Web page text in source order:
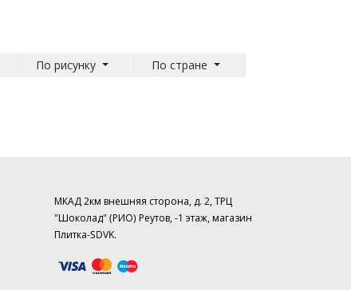
По рисунку По стране
МКАД 2км внешняя сторона, д. 2, ТРЦ
"Шоколад" (РИО) Реутов, -1 этаж, магазин
Плитка-SDVK.